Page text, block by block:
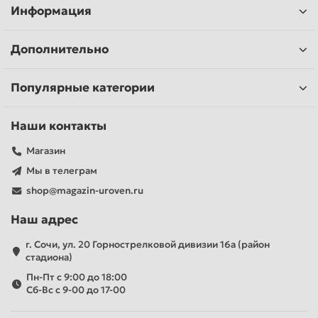
Информация
Дополнительно
Популярные категории
Наши контакты
Магазин
Мы в телеграм
shop@magazin-uroven.ru
Наш адрес
г. Сочи, ул. 20 Горнострелковой дивизии 16а (район
стадиона)
Пн-Пт с 9:00 до 18:00
Сб-Вс с 9-00 до 17-00